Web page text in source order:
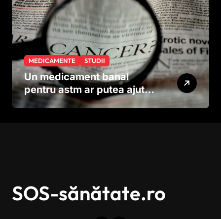
MEDICAMENTE STUDII
Un medicament banal
pentru astm ar putea ajuta
în lupta împotriva
SOS-sănătate.ro